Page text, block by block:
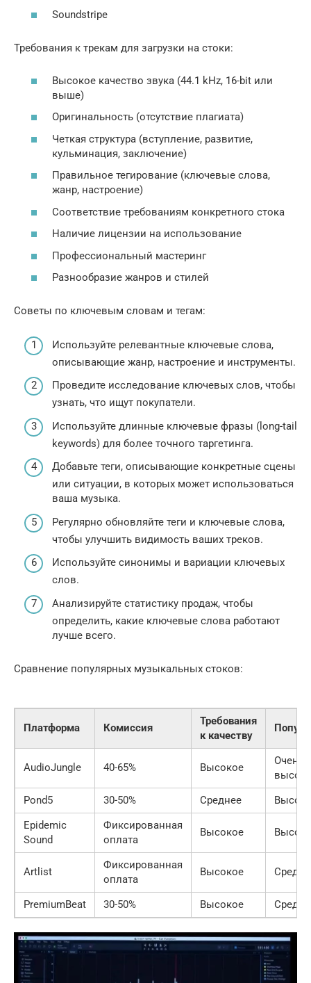
Soundstripe
Требования к трекам для загрузки на стоки:
Высокое качество звука (44.1 kHz, 16-bit или
выше)
Оригинальность (отсутствие плагиата)
Четкая структура (вступление, развитие,
кульминация, заключение)
Правильное тегирование (ключевые слова,
жанр, настроение)
Соответствие требованиям конкретного стока
Наличие лицензии на использование
Профессиональный мастеринг
Разнообразие жанров и стилей
Советы по ключевым словам и тегам:
Используйте релевантные ключевые слова,
описывающие жанр, настроение и инструменты.
Проведите исследование ключевых слов, чтобы
узнать, что ищут покупатели.
Используйте длинные ключевые фразы (long-tail
keywords) для более точного таргетинга.
Добавьте теги, описывающие конкретные сцены
или ситуации, в которых может использоваться
ваша музыка.
Регулярно обновляйте теги и ключевые слова,
чтобы улучшить видимость ваших треков.
Используйте синонимы и вариации ключевых
слов.
Анализируйте статистику продаж, чтобы
определить, какие ключевые слова работают
лучше всего.
Сравнение популярных музыкальных стоков:
Платформа Комиссия
Требования
к качеству
AudioJungle 40-65% Высокое
Очень
Pond5
30-50% Среднее
Epidemic
Sound
Фиксированная
оплата
Высокое
Artlist
Фиксированная
оплата
Высокое
PremiumBeat 30-50% Высокое